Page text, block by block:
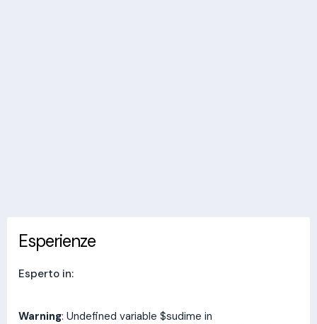
Esperienze
Esperto in:
Warning: Undefined variable $sudime in